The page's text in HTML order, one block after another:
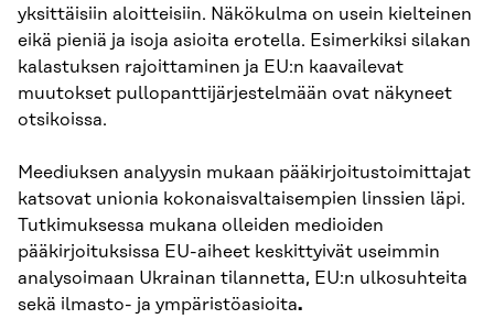
yksittäisiin aloitteisiin. Näkökulma on usein kielteinen
eikä pieniä ja isoja asioita erotella. Esimerkiksi silakan
kalastuksen rajoittaminen ja EU:n kaavailevat
muutokset pullopanttijärjestelmään ovat näkyneet
otsikoissa.
Meediuksen analyysin mukaan pääkirjoitustoimittajat
katsovat unionia kokonaisvaltaisempien linssien läpi.
Tutkimuksessa mukana olleiden medioiden
pääkirjoituksissa EU-aiheet keskittyivät useimmin
analysoimaan Ukrainan tilannetta, EU:n ulkosuhteita
sekä ilmasto- ja ympäristöasioita.